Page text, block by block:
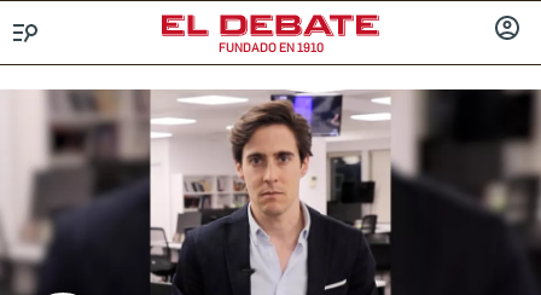
FUNDADO EN 1910